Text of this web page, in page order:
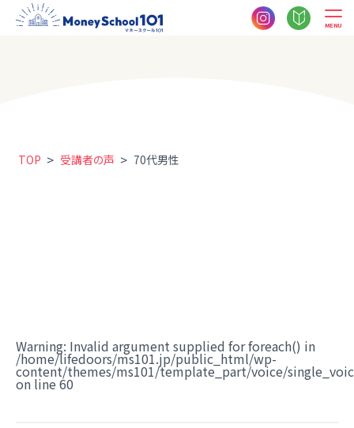
MENU
TOP > 受講者の声 > 70代男性
Warning: Invalid argument supplied for foreach() in
/home/lifedoors/ms101.jp/public_html/wp-
content/themes/ms101/template_part/voice/
on line 60